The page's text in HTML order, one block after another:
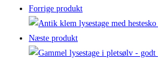
Forrige produkt
Næste produkt